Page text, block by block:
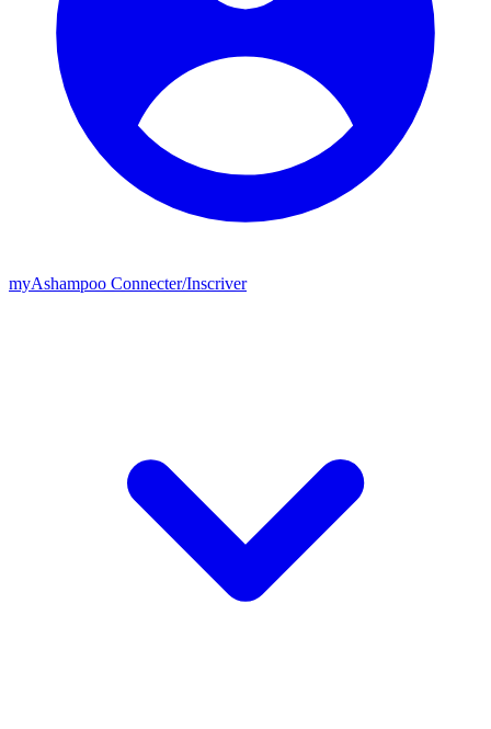
myAshampoo Connecter/Inscriver